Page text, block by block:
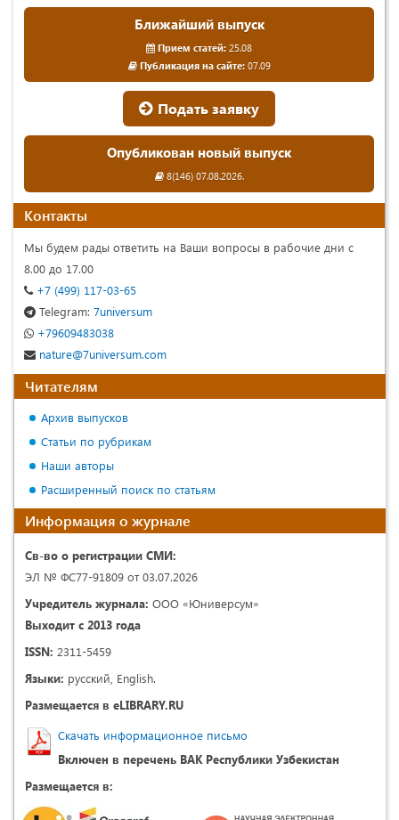
Ближайший выпуск
Прием статей: 25.08
Публикация на сайте:07.09
Подать заявку
Опубликован новый выпуск
8(146) 07.08.2026.
Контакты
Мы будем рады ответить на Ваши вопросы в рабочие дни с
8.00 до 17.00
+7 (499) 117-03-65
Telegram: 7universum
+79609483038
nature@7universum.com
Читателям
Архив выпусков
Статьи по рубрикам
Наши авторы
Расширенный поиск по статьям
Информация о журнале
Св-во о регистрации СМИ:
ЭЛ № ФС77-91809 от 03.07.2026
Учредитель журнала: ООО «Юниверсум»
Выходит с 2013 года
ISSN: 2311-5459
Языки: русский, English.
Размещается в eLIBRARY.RU
Скачать информационное письмо
Включен в перечень ВАК Республики Узбекистан
Размещается в: